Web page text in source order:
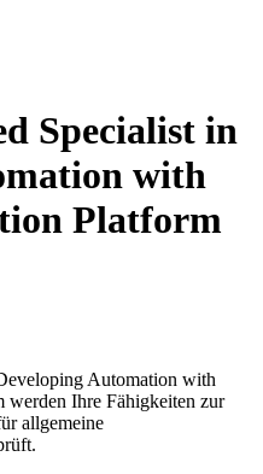
Specialist in
with
Platform
Automation with
Ihre Fähigkeiten zur
allgemeine